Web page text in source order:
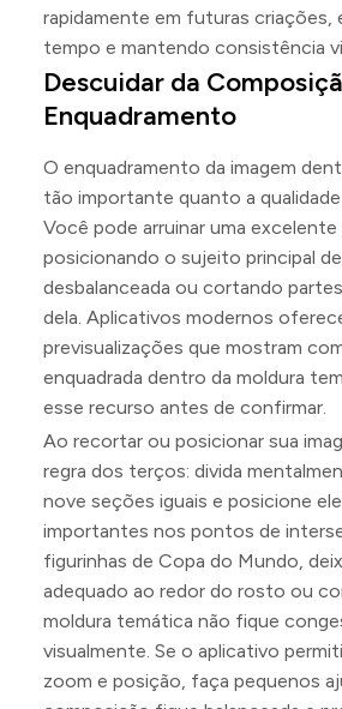
rapidamente em futuras criações,
tempo e mantendo consistência
Descuidar da
Enquadramento
O enquadramento da imagem
tão importante quanto a
Você pode arruinar uma excelente
posicionando o sujeito principal
desbalanceada ou cortando
dela. Aplicativos modernos
previsualizações que mostram
enquadrada dentro da moldura
esse recurso antes de confirmar.
Ao recortar ou posicionar sua
regra dos terços: divida
nove seções iguais e posicione
importantes nos pontos de
figurinhas de Copa do Mundo,
adequado ao redor do rosto ou
moldura temática não fique
visualmente. Se o aplicativo
zoom e posição, faça pequenos